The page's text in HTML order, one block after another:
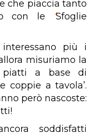
che piaccia tanto
con le
‘Sfoglie
più i
misuriamo la
piatti a base di
coppie a tavola’.
però nascoste:
soddisfatti